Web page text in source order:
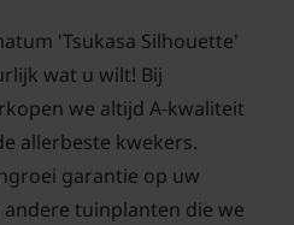
'Tsukasa Silhouette'
wat u wilt! Bij
we altijd A-kwaliteit
allerbeste kwekers.
garantie op uw
andere tuinplanten die we